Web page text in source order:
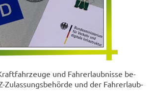
und Fahr­erlaub­nis­se be­
​Zulassungsbehörde und der Fahr­erlaub­